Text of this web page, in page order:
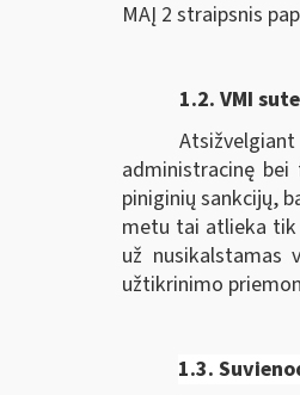
MAĮ 2 straipsnis
1.2. VMI
administracinę
piniginių sankcijų,
metu tai atlieka tik
už nusikalstamas
užtikrinimo
1.3.